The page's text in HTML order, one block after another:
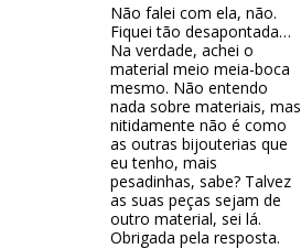
Não falei com ela, não.
Fiquei tão desapontada…
Na verdade, achei o
material meio meia-boca
mesmo. Não entendo
nada sobre materiais, mas
nitidamente não é como
as outras bijouterias que
eu tenho, mais
pesadinhas, sabe? Talvez
as suas peças sejam de
outro material, sei lá.
Obrigada pela resposta.